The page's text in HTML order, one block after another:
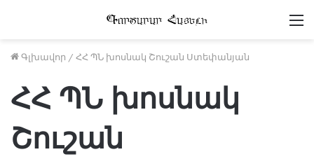
Գլխավոր / ՀՀ ՊՆ խոսնակ Շուշան Ստեփանյան
ՀՀ ՊՆ խոսնակ
Շուշան